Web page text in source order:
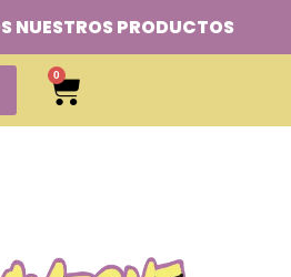
NUESTROS PRODUCTOS
0